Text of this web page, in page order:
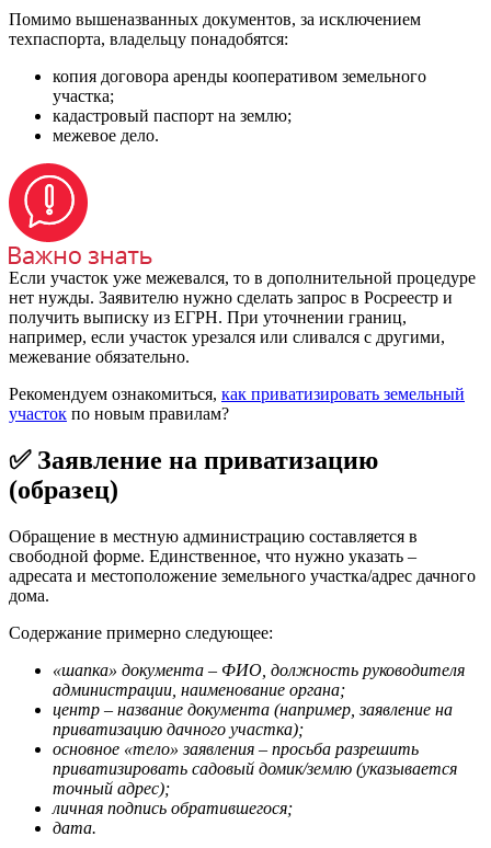
Помимо вышеназванных документов, за исключением
техпаспорта, владельцу понадобятся:
копия договора аренды кооперативом земельного
участка;
кадастровый паспорт на землю;
межевое дело.
Если участок уже межевался, то в дополнительной процедуре
нет нужды. Заявителю нужно сделать запрос в Росреестр и
получить выписку из ЕГРН. При уточнении границ,
например, если участок урезался или сливался с другими,
межевание обязательно.
Рекомендуем ознакомиться, как приватизировать земельный
участок по новым правилам?
✅ Заявление на приватизацию
(образец)
Обращение в местную администрацию составляется в
свободной форме. Единственное, что нужно указать –
адресата и местоположение земельного участка/адрес дачного
дома.
Содержание примерно следующее:
«шапка» документа – ФИО, должность руководителя
администрации, наименование органа;
центр – название документа (например, заявление на
приватизацию дачного участка);
основное «тело» заявления – просьба разрешить
приватизировать садовый домик/землю (указывается
точный адрес);
личная подпись обратившегося;
дата.